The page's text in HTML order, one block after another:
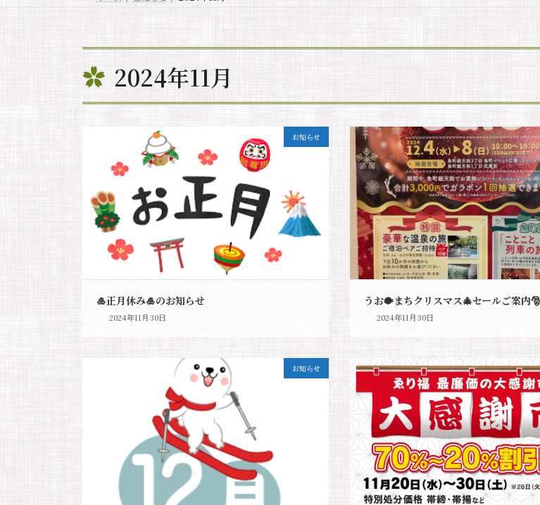
2024年11月
お知らせ
🎍正月休み🎍のお知らせ
2024年11月30日
うお🐡まちクリスマス🎄セールご案内🎅
2024年11月30日
お知らせ